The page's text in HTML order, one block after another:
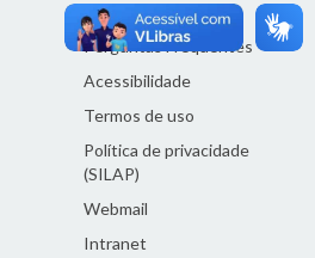
Fale com a Câmara
Perguntas Frequentes
Acessibilidade
Termos de uso
Política de privacidade
(SILAP)
Webmail
Intranet